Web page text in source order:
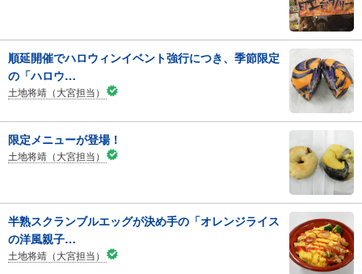
順延開催でハロウィンイベント強行につき、季節限定
の「ハロウ…
土地将靖（大宮担当）
限定メニューが登場！
土地将靖（大宮担当）
半熟スクランブルエッグが決め手の「オレンジライス
の洋風親子…
土地将靖（大宮担当）